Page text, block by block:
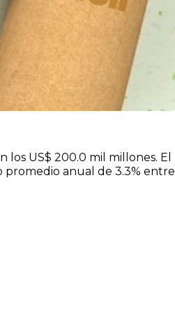
US$ 200.0 mil millones. El
promedio anual de 3.3% entre